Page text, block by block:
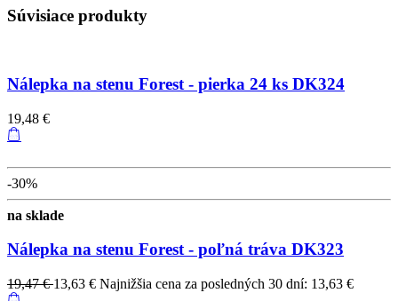
Súvisiace produkty
Nálepka na stenu Forest - pierka 24 ks DK324
19,48 €
-30%
na sklade
Nálepka na stenu Forest - poľná tráva DK323
19,47 €13,63 € Najnižšia cena za posledných 30 dní: 13,63 €